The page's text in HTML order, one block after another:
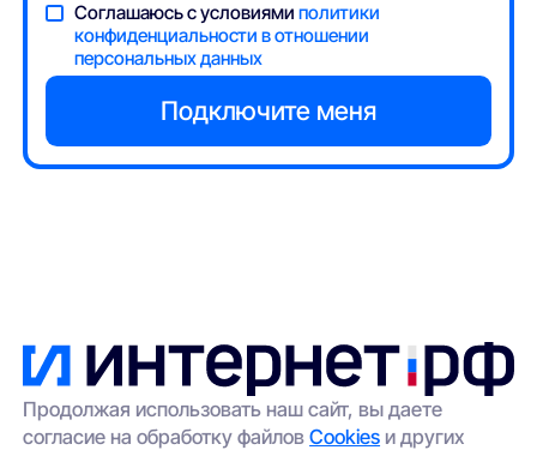
Соглашаюсь с условиямиполитики
конфиденциальности в отношении
персональных данных
Продолжая использовать наш сайт, вы даете
согласие на обработку файловCookies и других